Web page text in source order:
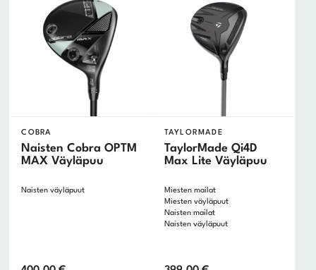
COBRA
Naisten Cobra OPTM
MAX Väyläpuu
Naisten väyläpuut
TAYLORMADE
TaylorMade Qi4D
Max Lite Väyläpuu
Miesten mailat
Miesten väyläpuut
Naisten mailat
Naisten väyläpuut